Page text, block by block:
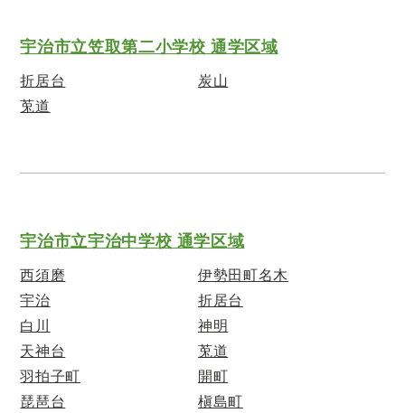
宇治市立笠取第二小学校 通学区域
折居台
炭山
莵道
宇治市立宇治中学校 通学区域
西須磨
伊勢田町名木
宇治
折居台
白川
神明
天神台
莵道
羽拍子町
開町
琵琶台
槇島町